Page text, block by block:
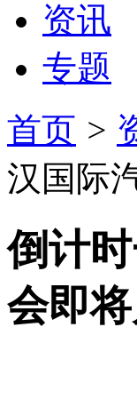
资讯
专题
首页 >
汉国际
倒计
会即